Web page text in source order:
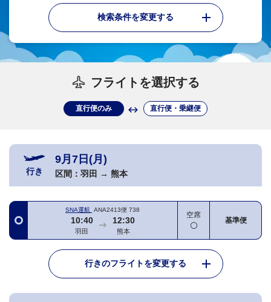
検索条件を変更する
フライトを選択する
直行便のみ 直行便・乗継便
行き
9月7日(月)
区間： 羽田 → 熊本
SNA運航 ANA2413便 738
10:40
羽田
12:30
熊本
空席
基準便
行きのフライトを変更する